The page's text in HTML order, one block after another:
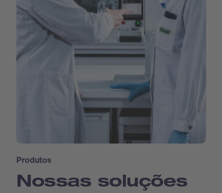
Produtos
Nossas soluções